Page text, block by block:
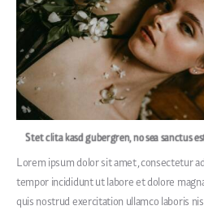
Stet clita kasd gubergren, no sea sanctus
Lorem ipsum dolor sit amet, consectetur
tempor incididunt ut labore et dolore
quis nostrud exercitation ullamco laboris